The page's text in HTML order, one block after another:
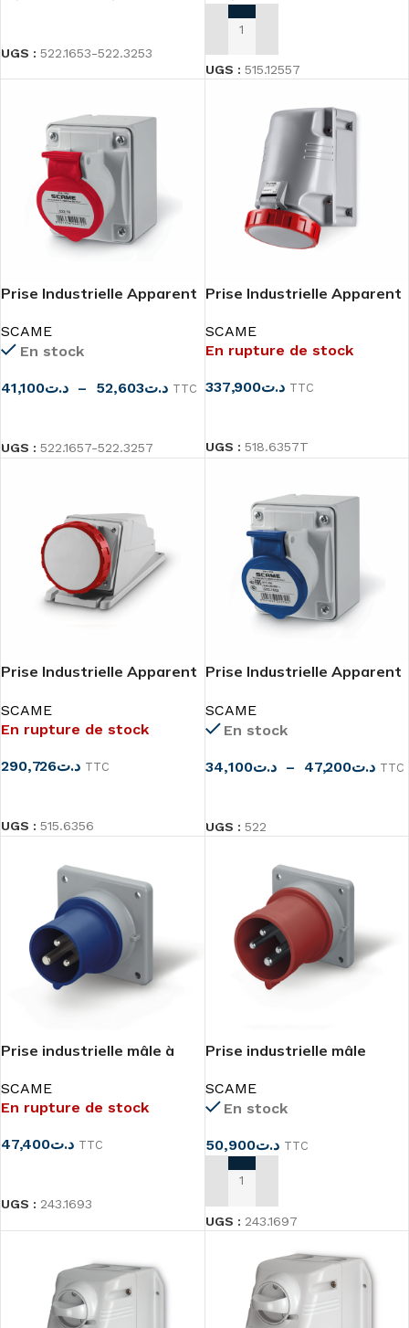
UGS : 522.1653-522.3253
AJOUTER AU PANIER
UGS : 515.12557
Prise Industrielle Apparent
SCAME
En stock
د.ت41,100 – د.ت52,603
TTC
UGS : 522.1657-522.3257
Prise Industrielle Apparent
SCAME
En rupture de stock
د.ت337,900
TTC
UGS : 518.6357T
Prise Industrielle Apparent
SCAME
En rupture de stock
د.ت290,726
TTC
UGS : 515.6356
Prise Industrielle Apparent
SCAME
En stock
د.ت34,100 – د.ت47,200
TTC
UGS : 522
Prise industrielle mâle à
SCAME
En rupture de stock
د.ت47,400
TTC
UGS : 243.1693
Prise industrielle mâle
SCAME
En stock
د.ت50,900 TTC
AJOUTER AU PANIER
UGS : 243.1697